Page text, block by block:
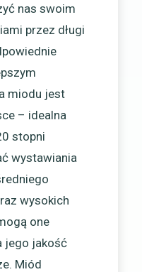
nas swoim
przez długi
miodu jest
– idealna
stopni
wystawiania
wysokich
one
jego jakość
Miód